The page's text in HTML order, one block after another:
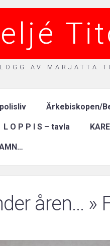
AV MARJATTA
Ärkebiskopen/
L O P P I S – tavla
åren… »